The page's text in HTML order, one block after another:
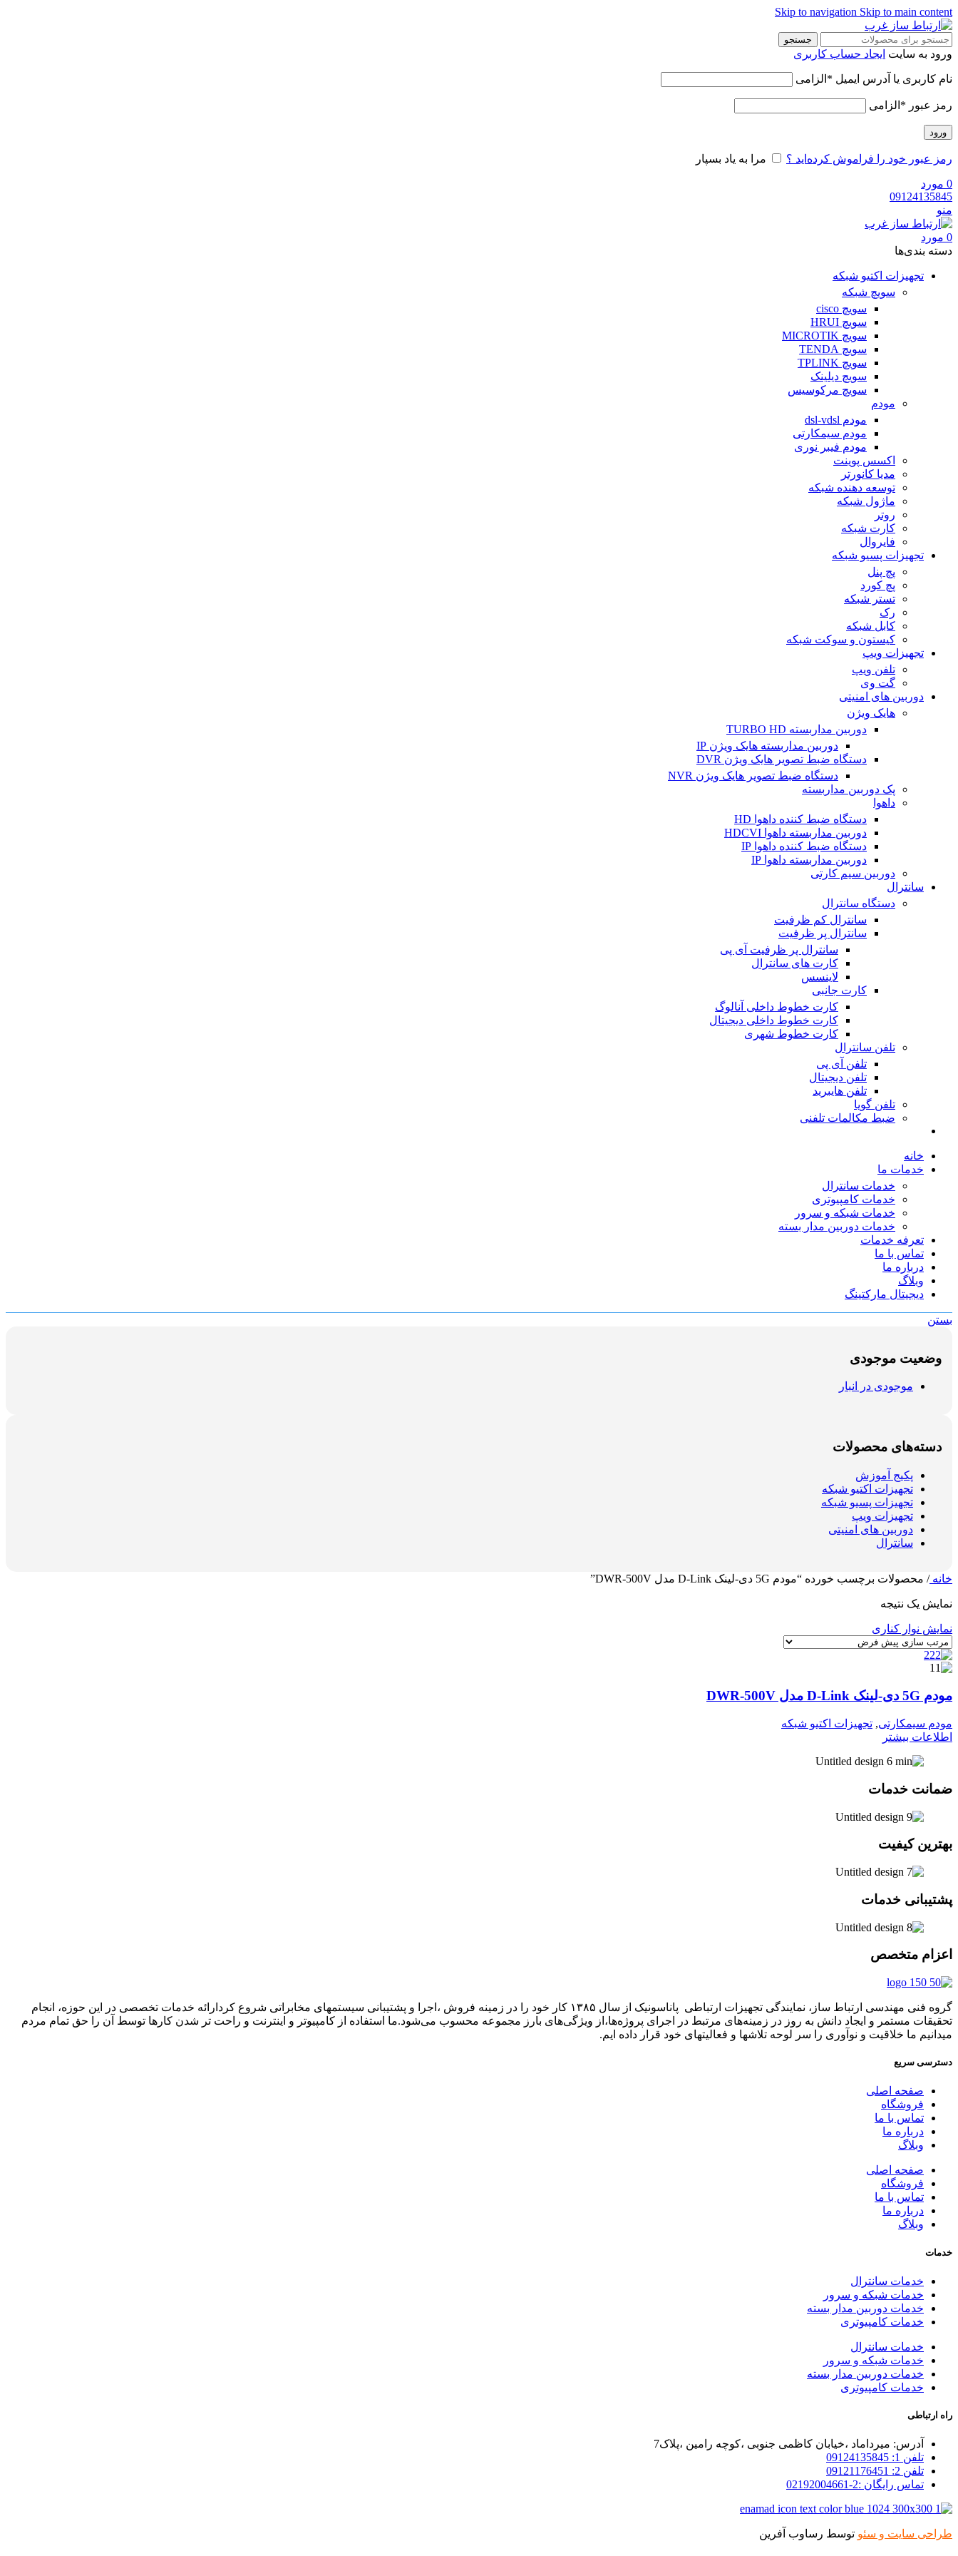
Skip to navigation Skip to main content
جستجو
ورود به سایت ایجاد حساب کاربری
نام کاربری یا آدرس ایمیل * الزامی
رمز عبور * الزامی
ورود
رمز عبور خود را فراموش کرده‌اید ؟ مرا به یاد بسپار
0 مورد
09124135845
منو
0 مورد
دسته‌ بندی‌ها
تجهیزات اکتیو شبکه
سویچ شبکه
سویچ cisco
سویچ HRUI
سویچ MICROTIK
سویچ TENDA
سویچ TPLINK
سویچ دیلینک
سویچ مرکوسیس
مودم
مودم dsl-vdsl
مودم سیمکارتی
مودم فیبر نوری
اکسس پوینت
مدیا کانورتر
توسعه دهنده شبکه
ماژول شبکه
روتر
کارت شبکه
فایروال
تجهیزات پسیو شبکه
پچ پنل
پچ کورد
تستر شبکه
رک
کابل شبکه
کیستون و سوکت شبکه
تجهیزات ویپ
تلفن ویپ
گت وی
دوربین های امنیتی
هایک ویژن
دوربین مداربسته TURBO HD
دوربین مداربسته هایک ویژن IP
دستگاه ضبط تصویر هایک ویژن DVR
دستگاه ضبط تصویر هایک ویژن NVR
پک دوربین مداربسته
داهوا
دستگاه ضبط کننده داهوا HD
دوربین مداربسته داهوا HDCVI
دستگاه ضبط کننده داهوا IP
دوربین مداربسته داهوا IP
دوربین سیم کارتی
سانترال
دستگاه سانترال
سانترال کم ظرفیت
سانترال پر ظرفیت
سانترال پر ظرفیت آی پی
کارت های سانترال
لاینسس
کارت جانبی
کارت خطوط داخلی آنالوگ
کارت خطوط داخلی دیجیتال
کارت خطوط شهری
تلفن سانترال
تلفن آی پی
تلفن دیجیتال
تلفن هایبرید
تلفن گویا
ضبط مکالمات تلفنی
خانه
خدمات ما
خدمات سانترال
خدمات کامپیوتری
خدمات شبکه و سرور
خدمات دوربین مدار بسته
تعرفه خدمات
تماس با ما
درباره ما
وبلاگ
دیجیتال مارکتینگ
بستن
وضعیت موجودی
موجودی در انبار
دسته‌های محصولات
پکیج آموزش
تجهیزات اکتیو شبکه
تجهیزات پسیو شبکه
تجهیزات ویپ
دوربین های امنیتی
سانترال
خانه/ محصولات برچسب خورده “مودم 5G دی‑لینک D‑Link مدل DWR‑500V”
نمایش یک نتیجه
نمایش نوار کناری
مودم 5G دی‑لینک D‑Link مدل DWR‑500V
مودم سیمکارتی, تجهیزات اکتیو شبکه
اطلاعات بیشتر
ضمانت خدمات
بهترین کیفیت
پشتیبانی خدمات
اعزام متخصص
گروه فنی مهندسی ارتباط ساز، نمایندگی تجهیزات ارتباطی پاناسونیک از سال ۱۳۸۵ کار خود را در زمینه فروش ،اجرا و پشتیبانی سیستمهای مخابراتی شروع کردارائه خدمات تخصصی در این حوزه، انجام
تحقیقات مستمر و ایجاد دانش به‌ روز در زمینه‌های مرتبط در اجرای پروژه‌ها،از ویژگی‌های بارز مجموعه محسوب می‌شود.ما استفاده از کامپیوتر و اینترنت و راحت تر شدن کارها توسط آن را حق تمام مردم
میدانیم ما خلاقیت و نوآوری را سر لوحه تلاشها و فعالیتهای خود قرار داده ایم.
دسترسی سریع
صفحه اصلی
فروشگاه
تماس با ما
درباره ما
وبلاگ
صفحه اصلی
فروشگاه
تماس با ما
درباره ما
وبلاگ
خدمات
خدمات سانترال
خدمات شبکه و سرور
خدمات دوربین مدار بسته
خدمات کامپیوتری
خدمات سانترال
خدمات شبکه و سرور
خدمات دوربین مدار بسته
خدمات کامپیوتری
راه ارتباطی
آدرس: میرداماد ،خیابان کاظمی جنوبی ،کوچه رامین ،پلاک7
تلفن 1: 09124135845
تلفن 2: 09121176451
تماس رایگان :2-02192004661
طراحی سایت و سئو توسط رساوب آفرین